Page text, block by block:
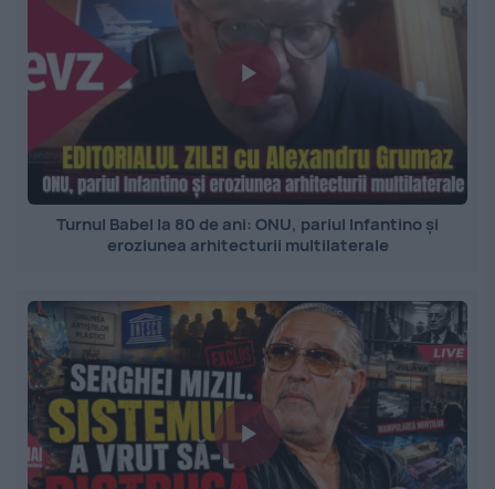
Turnul Babel la 80 de ani: ONU, pariul Infantino și
eroziunea arhitecturii multilaterale